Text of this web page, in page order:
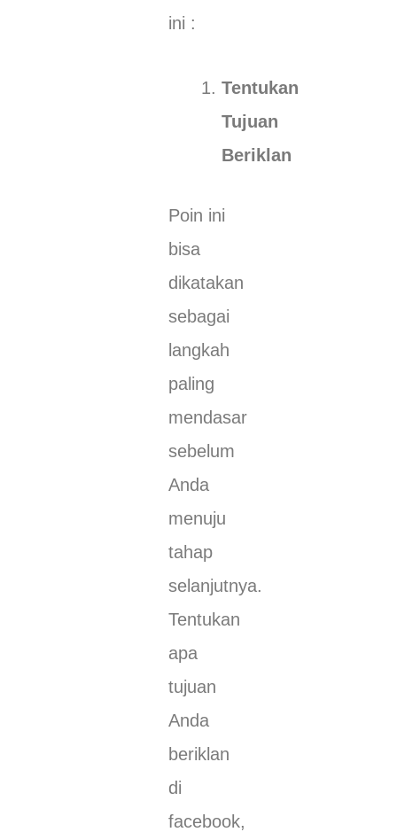
ini :
Tentukan
Tujuan
Beriklan
Poin ini
bisa
dikatakan
sebagai
langkah
paling
mendasar
sebelum
Anda
menuju
tahap
selanjutnya.
Tentukan
apa
tujuan
Anda
beriklan
di
facebook,